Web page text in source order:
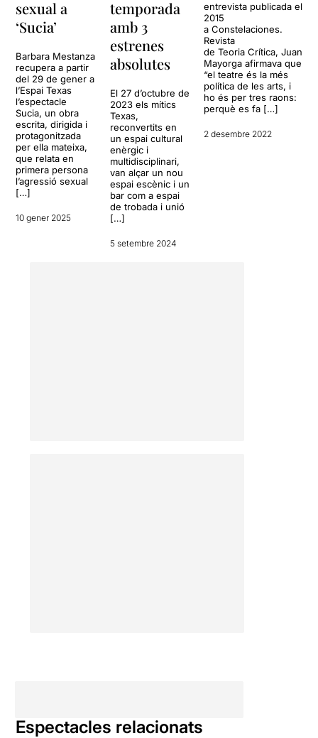
sexual a
‘Sucia’
Barbara Mestanza
recupera a partir
del 29 de gener a
l’Espai Texas
l’espectacle
Sucia, un obra
escrita, dirigida i
protagonitzada
per ella mateixa,
que relata en
primera persona
l’agressió sexual
[…]
10 gener 2025
temporada
amb 3
estrenes
absolutes
El 27 d’octubre de
2023 els mítics
Texas,
reconvertits en
un espai cultural
enèrgic i
multidisciplinari,
van alçar un nou
espai escènic i un
bar com a espai
de trobada i unió
[…]
5 setembre 2024
entrevista publicada el
2015
a Constelaciones.
Revista
de Teoria Crítica, Juan
Mayorga afirmava que
“el teatre és la més
política de les arts, i
ho és per tres raons:
perquè es fa […]
2 desembre 2022
Espectacles relacionats